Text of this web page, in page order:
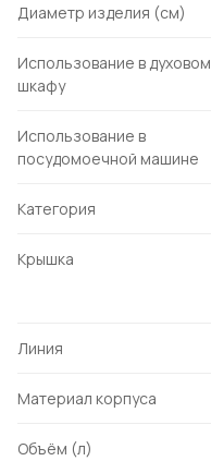
Диаметр изделия (см)
Использование в духовом
шкафу
Использование в
посудомоечной машине
Категория
Крышка
Линия
Материал корпуса
Объём (л)